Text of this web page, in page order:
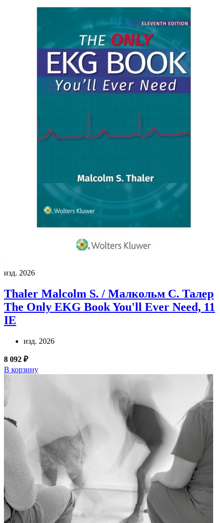
изд. 2026
Thaler Malcolm S. / Малкольм С. Талер
The Only EKG Book You'll Ever Need, 11
IE
изд. 2026
8 092 ₽
В корзину